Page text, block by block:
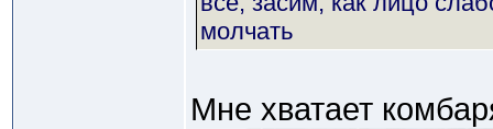
молчать
Мне хватает